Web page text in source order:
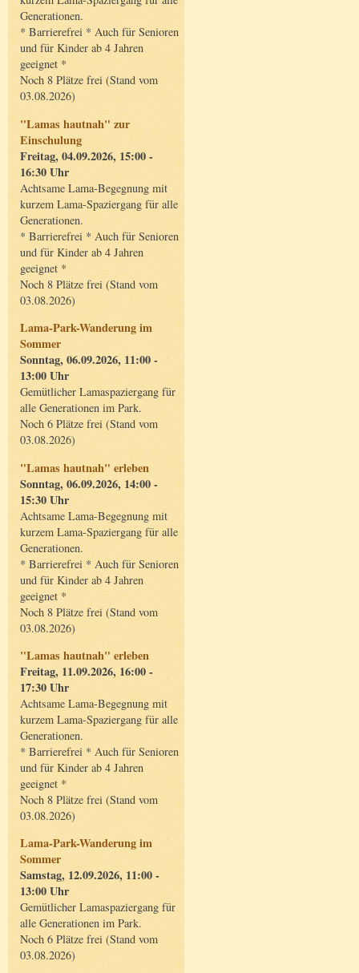
Generationen.
* Barrierefrei * Auch für Senioren
und für Kinder ab 4 Jahren
geeignet *
Noch 8 Plätze frei (Stand vom
03.08.2026)
"Lamas hautnah" zur
Einschulung
Freitag, 04.09.2026, 15:00 -
16:30 Uhr
Achtsame Lama-Begegnung mit
kurzem Lama-Spaziergang für alle
Generationen.
* Barrierefrei * Auch für Senioren
und für Kinder ab 4 Jahren
geeignet *
Noch 8 Plätze frei (Stand vom
03.08.2026)
Lama-Park-Wanderung im
Sommer
Sonntag, 06.09.2026, 11:00 -
13:00 Uhr
Gemütlicher Lamaspaziergang für
alle Generationen im Park.
Noch 6 Plätze frei (Stand vom
03.08.2026)
"Lamas hautnah" erleben
Sonntag, 06.09.2026, 14:00 -
15:30 Uhr
Achtsame Lama-Begegnung mit
kurzem Lama-Spaziergang für alle
Generationen.
* Barrierefrei * Auch für Senioren
und für Kinder ab 4 Jahren
geeignet *
Noch 8 Plätze frei (Stand vom
03.08.2026)
"Lamas hautnah" erleben
Freitag, 11.09.2026, 16:00 -
17:30 Uhr
Achtsame Lama-Begegnung mit
kurzem Lama-Spaziergang für alle
Generationen.
* Barrierefrei * Auch für Senioren
und für Kinder ab 4 Jahren
geeignet *
Noch 8 Plätze frei (Stand vom
03.08.2026)
Lama-Park-Wanderung im
Sommer
Samstag, 12.09.2026, 11:00 -
13:00 Uhr
Gemütlicher Lamaspaziergang für
alle Generationen im Park.
Noch 6 Plätze frei (Stand vom
03.08.2026)